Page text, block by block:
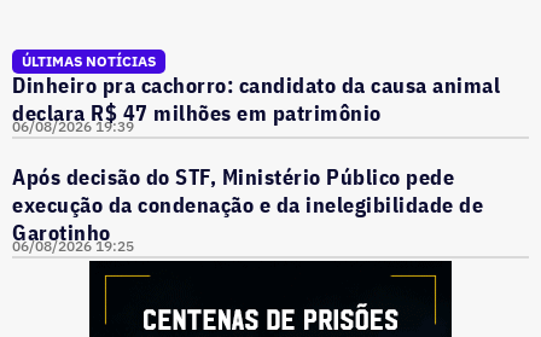
ÚLTIMAS NOTÍCIAS
Dinheiro pra cachorro: candidato da causa animal
declara R$ 47 milhões em patrimônio
06/08/2026 19:39
Após decisão do STF, Ministério Público pede
execução da condenação e da inelegibilidade de
Garotinho
06/08/2026 19:25